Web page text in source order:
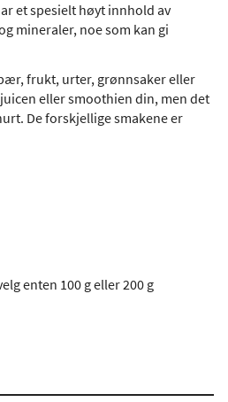
et spesielt høyt innhold av
mineraler, noe som kan gi
frukt, urter, grønnsaker eller
eller smoothien din, men det
De forskjellige smakene er
enten 100 g eller 200 g